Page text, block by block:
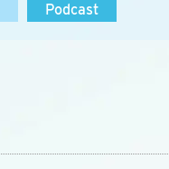
Podcast